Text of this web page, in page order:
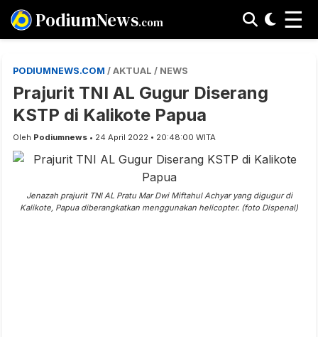
PodiumNews.com ☰
PODIUMNEWS.COM / AKTUAL / NEWS
Prajurit TNI AL Gugur Diserang
KSTP di Kalikote Papua
Oleh Podiumnews • 24 April 2022 • 20:48:00 WITA
Jenazah prajurit TNI AL Pratu Mar Dwi Miftahul Achyar yang digugur di
Kalikote, Papua diberangkatkan menggunakan helicopter. (foto Dispenal)